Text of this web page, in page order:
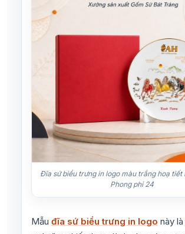
Đĩa sứ biểu trưng in logo màu trắng hoạ tiết
Phong phi 24
Mẫu đĩa sứ biểu trưng in logo này